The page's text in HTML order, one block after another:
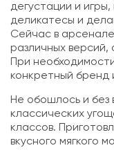
дегустации и
деликатесы и
Сейчас в
различных
При
конкретный
Не обошлось и без
классических
классов.
вкусного мягкого